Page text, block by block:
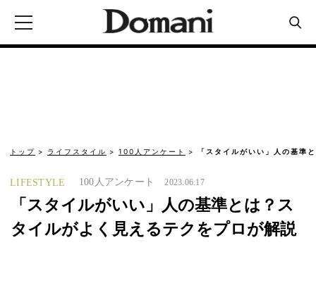
トップ ライフスタイル 100人アンケート 「スタイルがいい」人の基準
LIFESTYLE 100人アンケート 2023.06.17
「スタイルがいい」人の基準とは？ス
タイルがよく見えるテクをプロが解説